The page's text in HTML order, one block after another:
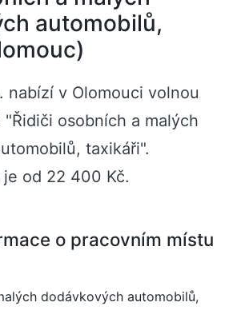
automobilů,
nabízí v Olomouci volnou
osobních a malých
taxikáři".
od 22 400 Kč.
o pracovním místu
dodávkových automobilů,